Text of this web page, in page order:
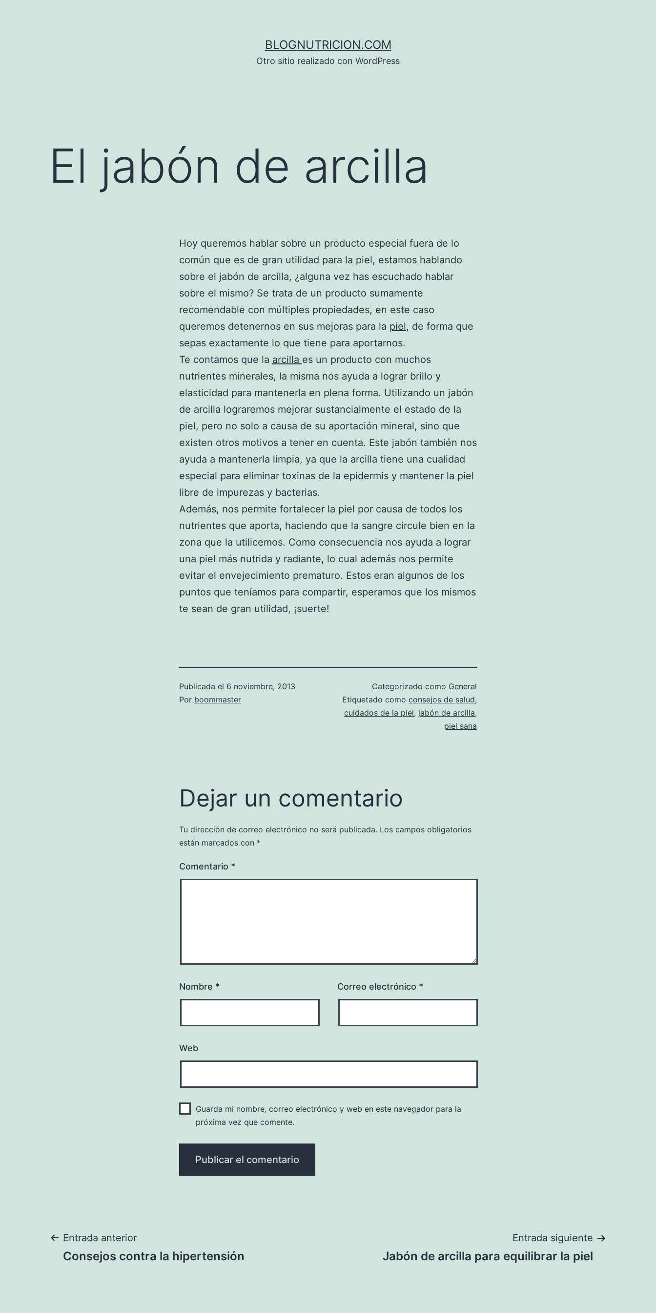
BLOGNUTRICION.COM
Otro sitio realizado con WordPress
El jabón de arcilla
Hoy queremos hablar sobre un producto especial fuera de lo
común que es de gran utilidad para la piel, estamos hablando
sobre el jabón de arcilla, ¿alguna vez has escuchado hablar
sobre el mismo? Se trata de un producto sumamente
recomendable con múltiples propiedades, en este caso
queremos detenernos en sus mejoras para la piel, de forma que
sepas exactamente lo que tiene para aportarnos.
Te contamos que la arcilla es un producto con muchos
nutrientes minerales, la misma nos ayuda a lograr brillo y
elasticidad para mantenerla en plena forma. Utilizando un jabón
de arcilla lograremos mejorar sustancialmente el estado de la
piel, pero no solo a causa de su aportación mineral, sino que
existen otros motivos a tener en cuenta. Este jabón también nos
ayuda a mantenerla limpia, ya que la arcilla tiene una cualidad
especial para eliminar toxinas de la epidermis y mantener la piel
libre de impurezas y bacterias.
Además, nos permite fortalecer la piel por causa de todos los
nutrientes que aporta, haciendo que la sangre circule bien en la
zona que la utilicemos. Como consecuencia nos ayuda a lograr
una piel más nutrida y radiante, lo cual además nos permite
evitar el envejecimiento prematuro. Estos eran algunos de los
puntos que teníamos para compartir, esperamos que los mismos
te sean de gran utilidad, ¡suerte!
Publicada el 6 noviembre, 2013
Por boommaster
Categorizado como General
Etiquetado como consejos de salud,
cuidados de la piel, jabón de arcilla,
piel sana
Dejar un comentario
Tu dirección de correo electrónico no será publicada. Los campos obligatorios
están marcados con *
Comentario *
Nombre * Correo electrónico *
Web
Guarda mi nombre, correo electrónico y web en este navegador para la
próxima vez que comente.
Navegación
Entrada anterior
Consejos contra la hipertensión
Entrada siguiente
Jabón de arcilla para equilibrar la piel